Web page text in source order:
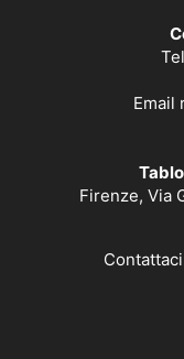
Email
Firenze, Via